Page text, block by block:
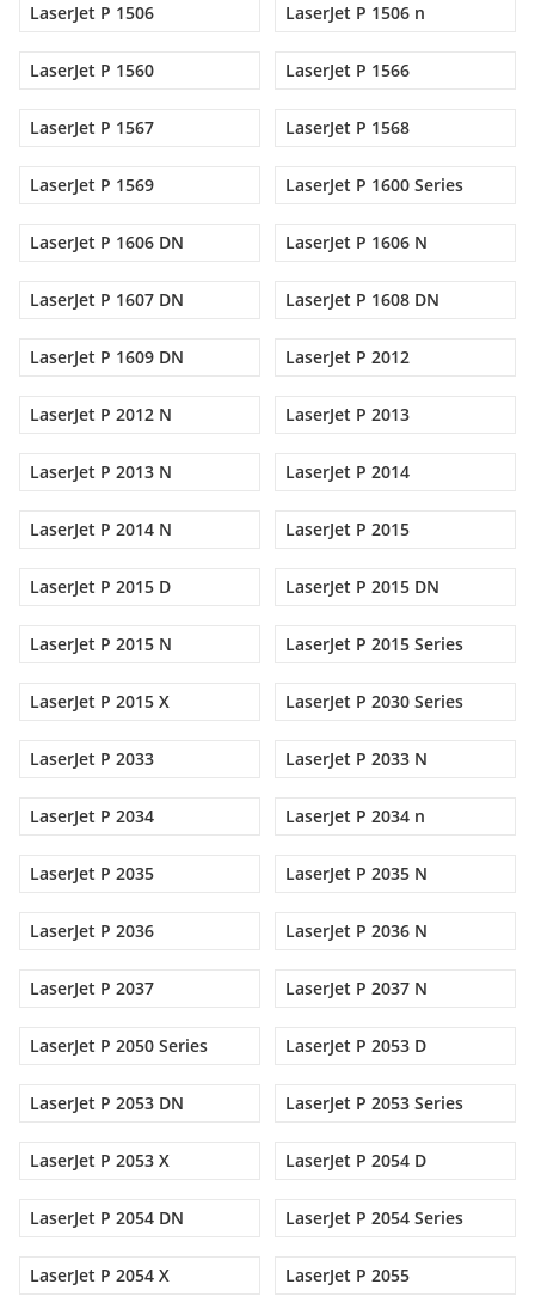
LaserJet P 1506 LaserJet P 1506 n
LaserJet P 1560 LaserJet P 1566
LaserJet P 1567 LaserJet P 1568
LaserJet P 1569 LaserJet P 1600 Series
LaserJet P 1606 DN LaserJet P 1606 N
LaserJet P 1607 DN LaserJet P 1608 DN
LaserJet P 1609 DN LaserJet P 2012
LaserJet P 2012 N LaserJet P 2013
LaserJet P 2013 N LaserJet P 2014
LaserJet P 2014 N LaserJet P 2015
LaserJet P 2015 D LaserJet P 2015 DN
LaserJet P 2015 N LaserJet P 2015 Series
LaserJet P 2015 X LaserJet P 2030 Series
LaserJet P 2033 LaserJet P 2033 N
LaserJet P 2034 LaserJet P 2034 n
LaserJet P 2035 LaserJet P 2035 N
LaserJet P 2036 LaserJet P 2036 N
LaserJet P 2037 LaserJet P 2037 N
LaserJet P 2050 Series LaserJet P 2053 D
LaserJet P 2053 DN LaserJet P 2053 Series
LaserJet P 2053 X LaserJet P 2054 D
LaserJet P 2054 DN LaserJet P 2054 Series
LaserJet P 2054 X LaserJet P 2055